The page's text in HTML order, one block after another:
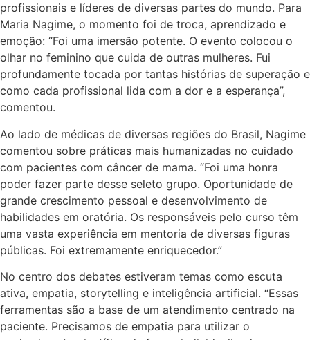
profissionais e líderes de diversas partes do mundo. Para
Maria Nagime, o momento foi de troca, aprendizado e
emoção: “Foi uma imersão potente. O evento colocou o
olhar no feminino que cuida de outras mulheres. Fui
profundamente tocada por tantas histórias de superação e
como cada profissional lida com a dor e a esperança”,
comentou.
Ao lado de médicas de diversas regiões do Brasil, Nagime
comentou sobre práticas mais humanizadas no cuidado
com pacientes com câncer de mama. “Foi uma honra
poder fazer parte desse seleto grupo. Oportunidade de
grande crescimento pessoal e desenvolvimento de
habilidades em oratória. Os responsáveis pelo curso têm
uma vasta experiência em mentoria de diversas figuras
públicas. Foi extremamente enriquecedor.”
No centro dos debates estiveram temas como escuta
ativa, empatia, storytelling e inteligência artificial. “Essas
ferramentas são a base de um atendimento centrado na
paciente. Precisamos de empatia para utilizar o